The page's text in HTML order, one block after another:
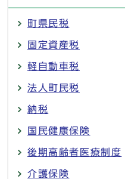
町県民税
固定資産税
軽自動車税
法人町民税
納税
国民健康保険
後期高齢者医療制度
介護保険